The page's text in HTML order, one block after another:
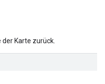
Karte zurück.